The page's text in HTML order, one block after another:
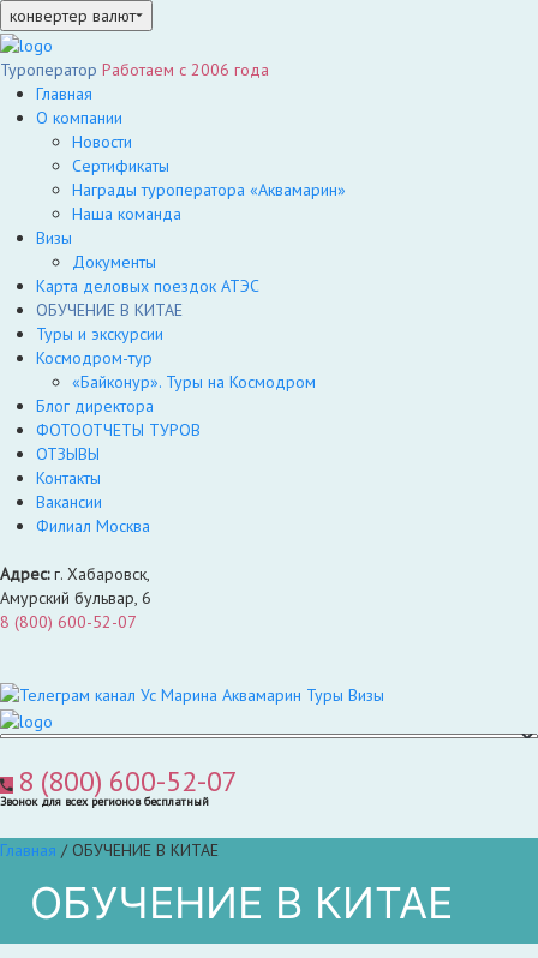
конвертер валют
Туроператор Работаем с 2006 года
Главная
О компании
Новости
Сертификаты
Награды туроператора «Аквамарин»
Наша команда
Визы
Документы
Карта деловых поездок АТЭС
ОБУЧЕНИЕ В КИТАЕ
Туры и экскурсии
Космодром-тур
«Байконур». Туры на Космодром
Блог директора
ФОТООТЧЕТЫ ТУРОВ
ОТЗЫВЫ
Контакты
Вакансии
Филиал Москва
Адрес:г. Хабаровск,
Амурский бульвар, 6
8 (800) 600-52-07
8 (800) 600-52-07
Звонок для всех регионов бесплатный
Главная / ОБУЧЕНИЕ В КИТАЕ
ОБУЧЕНИЕ В КИТАЕ